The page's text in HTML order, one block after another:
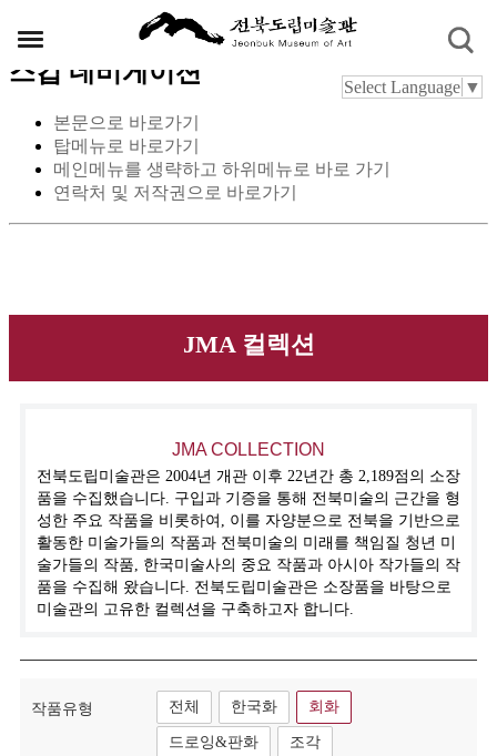
스킵 네비게이션
본문으로 바로가기
탑메뉴로 바로가기
메인메뉴를 생략하고 하위메뉴로 바로 가기
연락처 및 저작권으로 바로가기
Select Language ▼
JMA 컬렉션
JMA COLLECTION
전북도립미술관은 2004년 개관 이후 22년간 총 2,189점의 소장
품을 수집했습니다. 구입과 기증을 통해 전북미술의 근간을 형
성한 주요 작품을 비롯하여, 이를 자양분으로 전북을 기반으로
활동한 미술가들의 작품과 전북미술의 미래를 책임질 청년 미
술가들의 작품, 한국미술사의 중요 작품과 아시아 작가들의 작
품을 수집해 왔습니다. 전북도립미술관은 소장품을 바탕으로
미술관의 고유한 컬렉션을 구축하고자 합니다.
작품유형 전체 한국화 회화
드로잉&판화 조각